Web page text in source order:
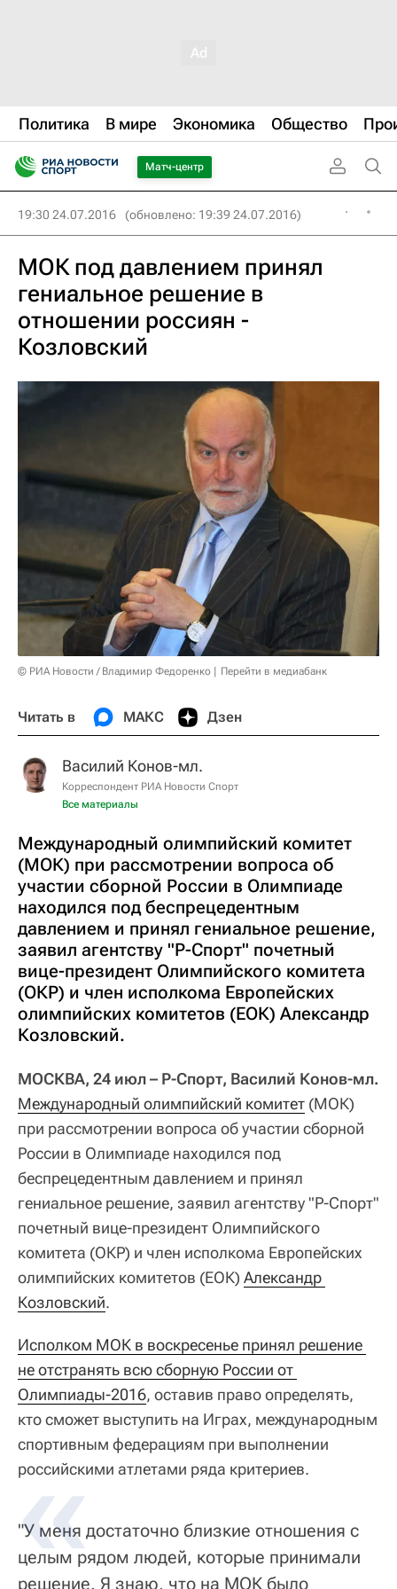
Политика В мире Экономика Общество
Матч-центр
19:30 24.07.2016 (обновлено: 19:39 24.07.2016)
МОК под давлением принял
гениальное решение в
отношении россиян -
Козловский
© РИА Новости / Владимир Федоренко Перейти в медиабанк
Читать в МАКС Дзен
Василий Конов-мл.
Корреспондент РИА Новости Спорт
Все материалы
Международный олимпийский комитет
(МОК) при рассмотрении вопроса об
участии сборной России в Олимпиаде
находился под беспрецедентным
давлением и принял гениальное решение,
заявил агентству "Р-Спорт" почетный
вице-президент Олимпийского комитета
(ОКР) и член исполкома Европейских
олимпийских комитетов (ЕОК) Александр
Козловский.
МОСКВА, 24 июл – Р-Спорт, Василий Конов-мл.
Международный олимпийский комитет (МОК)
при рассмотрении вопроса об участии сборной
России в Олимпиаде находился под
беспрецедентным давлением и принял
гениальное решение, заявил агентству "Р-Спорт"
почетный вице-президент Олимпийского
комитета (ОКР) и член исполкома Европейских
олимпийских комитетов (ЕОК) Александр
Козловский.
Исполком МОК в воскресенье принял решение
не отстранять всю сборную России от
Олимпиады-2016, оставив право определять,
кто сможет выступить на Играх, международным
спортивным федерациям при выполнении
российскими атлетами ряда критериев.
"У меня достаточно близкие отношения с
целым рядом людей, которые принимали
решение. Я знаю, что на МОК было